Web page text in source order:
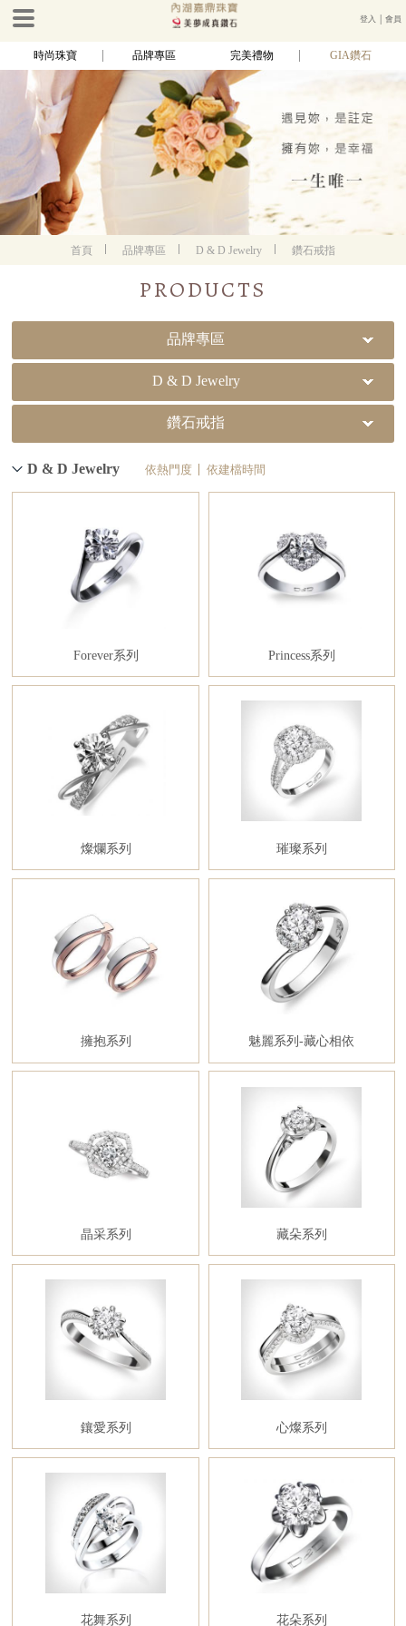
登入 │會員
時尚珠寶 品牌專區 完美禮物 GIA鑽石
首頁 品牌專區 D & D Jewelry 鑽石戒指
PRODUCTS
品牌專區
D & D Jewelry
鑽石戒指
D & D Jewelry 依熱門度 依建檔時間
Forever系列 Princess系列
燦爛系列 璀璨系列
擁抱系列 魅麗系列-藏心相依
晶采系列 藏朵系列
鑲愛系列 心燦系列
花舞系列 花朵系列